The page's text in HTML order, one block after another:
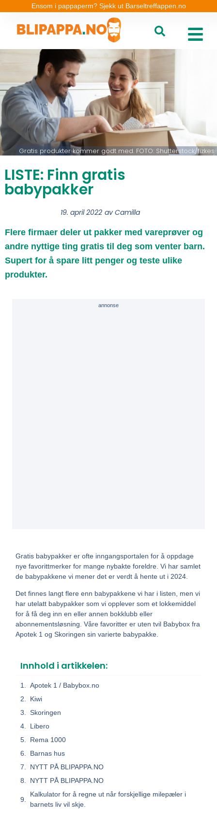
Ensom i pappaperm? Sjekk ut Barseltreffappen.no
Gratis produkter kommer godt med. FOTO: Shutterstock/fizkes
LISTE: Finn gratis
babypakker
19. april 2022 avCamilla
Flere firmaer deler ut pakker med vareprøver og
andre nyttige ting gratis til deg som venter barn.
Supert for å spare litt penger og teste ulike
produkter.
annonse
Gratis babypakker er ofte inngangsportalen for å oppdage
nye favorittmerker for mange nybakte foreldre. Vi har samlet
de babypakkene vi mener det er verdt å hente ut i 2024.
Det finnes langt flere enn babypakkene vi har i listen, men vi
har utelatt babypakker som vi opplever som et lokkemiddel
for å få deg inn en eller annen bokklubb eller
abonnementsløsning. Våre favoritter er uten tvil Babybox fra
Apotek 1 og Skoringen sin varierte babypakke.
Innhold i artikkelen:
Apotek 1 / Babybox.no
Kiwi
Skoringen
Libero
Rema 1000
Barnas hus
NYTT PÅ BLIPAPPA.NO
NYTT PÅ BLIPAPPA.NO
Kalkulator for å regne ut når forskjellige milepæler i
barnets liv vil skje.